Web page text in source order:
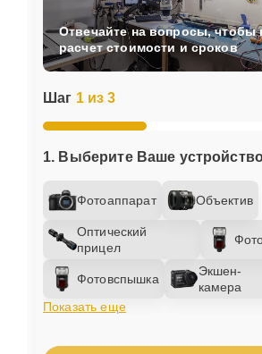
Шаг 1 из 3
1. Выберите Ваше
Фотоаппарат Объектив
Оптический
прицел
Фотовспышка
Экшен-
камера
Показать еще
Отвечайте на вопросы, чтобы
расчет стоимости и сроков